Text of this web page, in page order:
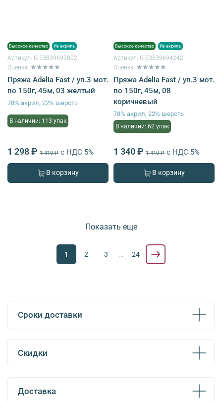
Высокое качество Из акрила
Артикул: G-53839693892
Оценка: ★★★★★
Пряжа Adelia Fast / уп.3 мот.
по 150г, 45м, 03 желтый
78% акрил, 22% шерсть
В наличии: 113 упак
1 298 ₽ 1 410 ₽ с НДС 5%
В корзину
Высокое качество Из акрила
Артикул: G-53839694242
Оценка: ★★★★★
Пряжа Adelia Fast / уп.3 мот.
по 150г, 45м, 08
коричневый
78% акрил, 22% шерсть
В наличии: 62 упак
1 340 ₽ 1 410 ₽ с НДС 5%
В корзину
Показать еще
1 2 3 … 24
Сроки доставки
Скидки
Доставка